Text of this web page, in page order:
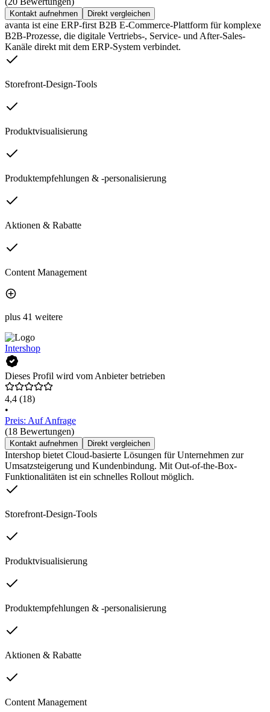
Kontakt aufnehmen Direkt vergleichen
avanta ist eine ERP-first B2B E-Commerce-Plattform für komplexe
B2B-Prozesse, die digitale Vertriebs-, Service- und After-Sales-
Kanäle direkt mit dem ERP-System verbindet.
Storefront-Design-Tools
Produktvisualisierung
Produktempfehlungen & -personalisierung
Aktionen & Rabatte
Content Management
plus 41 weitere
Intershop
Dieses Profil wird vom Anbieter betrieben
4,4 (18)
•
Preis: Auf Anfrage
(18 Bewertungen)
Kontakt aufnehmen Direkt vergleichen
Intershop bietet Cloud-basierte Lösungen für Unternehmen zur
Umsatzsteigerung und Kundenbindung. Mit Out-of-the-Box-
Funktionalitäten ist ein schnelles Rollout möglich.
Storefront-Design-Tools
Produktvisualisierung
Produktempfehlungen & -personalisierung
Aktionen & Rabatte
Content Management